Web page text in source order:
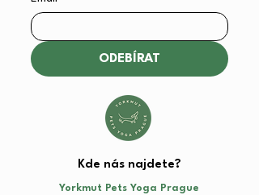
ODEBÍRAT
Kde nás najdete?​
Yorkmut Pets Yoga Prague